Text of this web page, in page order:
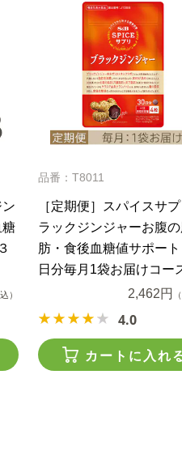
）
品番：T8011
［定期便］スパイスサ
ラックジンジャーお腹
肪・食後血糖値サポート
日分毎月1袋お届けコー
2,462円
4.0
カートに入れ